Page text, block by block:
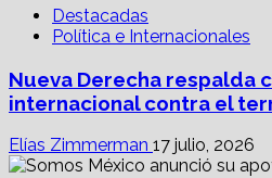
Destacadas
Política e Internacionales
Nueva Derecha respalda
internacional contra el
Elías Zimmerman 17 julio, 2026